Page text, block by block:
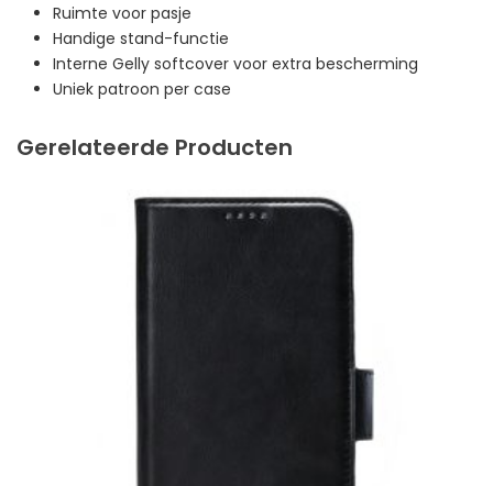
Ruimte voor pasje
Handige stand-functie
Interne Gelly softcover voor extra bescherming
Uniek patroon per case
Gerelateerde Producten